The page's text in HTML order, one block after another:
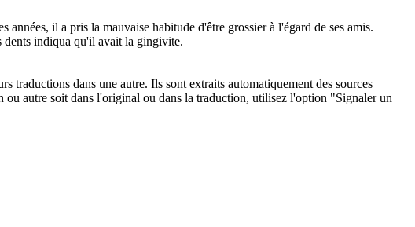
années, il a pris la mauvaise habitude d'être grossierà l'égard de ses amis.
dents indiqua qu'il avait la gingivite.
traductions dans une autre. Ils sont extraits automatiquement des sources
ou autre soit dans l'original ou dans la traduction, utilisez l'option "Signaler un